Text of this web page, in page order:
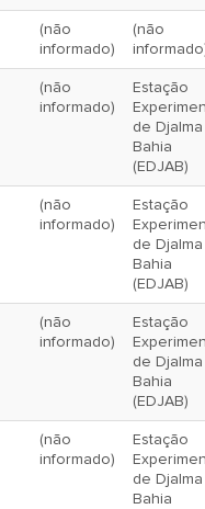
(não
informado)
(não
(não
informado)
Estação
de Djalma
Bahia
(EDJAB)
(não
informado)
Estação
de Djalma
Bahia
(EDJAB)
(não
informado)
Estação
de Djalma
Bahia
(EDJAB)
(não
informado)
Estação
de Djalma
Bahia